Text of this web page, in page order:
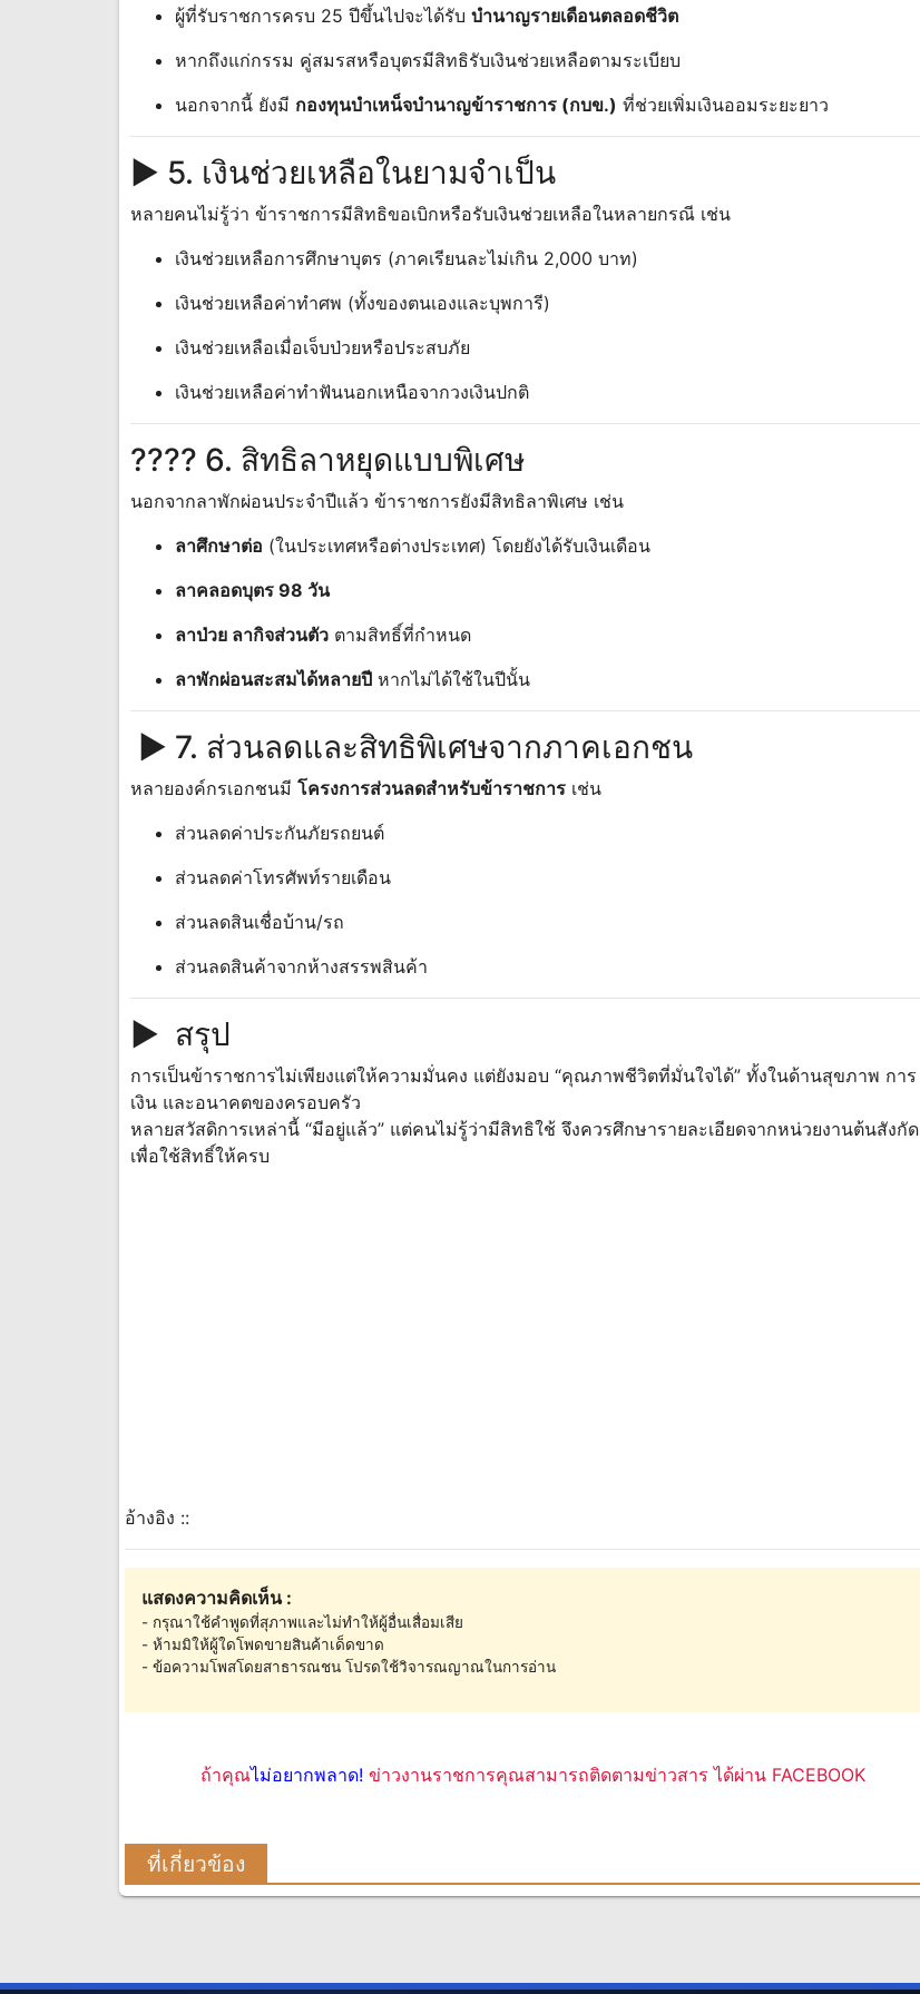
ผู้ที่รับราชการครบ 25 ปีขึ้นไปจะได้รับ บำนาญรายเดือนตลอดชีวิต
หากถึงแก่กรรม คู่สมรสหรือบุตรมีสิทธิรับเงินช่วยเหลือตามระเบียบ
นอกจากนี้ ยังมี กองทุนบำเหน็จบำนาญข้าราชการ (กบข.) ที่ช่วยเพิ่มเงินออมระยะยาว
► 5. เงินช่วยเหลือในยามจำเป็น
หลายคนไม่รู้ว่า ข้าราชการมีสิทธิขอเบิกหรือรับเงินช่วยเหลือในหลายกรณี เช่น
เงินช่วยเหลือการศึกษาบุตร (ภาคเรียนละไม่เกิน 2,000 บาท)
เงินช่วยเหลือค่าทำศพ (ทั้งของตนเองและบุพการี)
เงินช่วยเหลือเมื่อเจ็บป่วยหรือประสบภัย
เงินช่วยเหลือค่าทำฟันนอกเหนือจากวงเงินปกติ
????️ 6. สิทธิลาหยุดแบบพิเศษ
นอกจากลาพักผ่อนประจำปีแล้ว ข้าราชการยังมีสิทธิลาพิเศษ เช่น
ลาศึกษาต่อ (ในประเทศหรือต่างประเทศ) โดยยังได้รับเงินเดือน
ลาคลอดบุตร 98 วัน
ลาป่วย ลากิจส่วนตัว ตามสิทธิ์ที่กำหนด
ลาพักผ่อนสะสมได้หลายปี หากไม่ได้ใช้ในปีนั้น
► 7. ส่วนลดและสิทธิพิเศษจากภาคเอกชน
หลายองค์กรเอกชนมี โครงการส่วนลดสำหรับข้าราชการ เช่น
ส่วนลดค่าประกันภัยรถยนต์
ส่วนลดค่าโทรศัพท์รายเดือน
ส่วนลดสินเชื่อบ้าน/รถ
ส่วนลดสินค้าจากห้างสรรพสินค้า
► สรุป
การเป็นข้าราชการไม่เพียงแต่ให้ความมั่นคง แต่ยังมอบ “คุณภาพชีวิตที่มั่นใจได้” ทั้งในด้านสุขภาพ การ
เงิน และอนาคตของครอบครัว
หลายสวัสดิการเหล่านี้ “มีอยู่แล้ว” แต่คนไม่รู้ว่ามีสิทธิใช้ จึงควรศึกษารายละเอียดจากหน่วยงานต้นสังกัด
เพื่อใช้สิทธิ์ให้ครบ
อ้างอิง ::
แสดงความคิดเห็น :
- กรุณาใช้คำพูดที่สุภาพและไม่ทำให้ผู้อื่นเสื่อมเสีย
- ห้ามมิให้ผู้ใดโพดขายสินค้าเด็ดขาด
- ข้อความโพสโดยสาธารณชน โปรดใช้วิจารณญาณในการอ่าน
ถ้าคุณไม่อยากพลาด! ข่าวงานราชการคุณสามารถติดตามข่าวสาร ได้ผ่าน FACEBOOK
ที่เกี่ยวข้อง